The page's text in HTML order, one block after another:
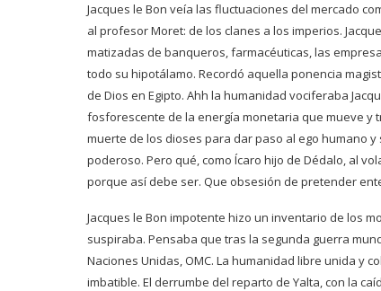
Jacques le Bon veía las fluctuaciones del mercado
al profesor Moret: de los clanes a los imperios.
matizadas de banqueros, farmacéuticas, las
todo su hipotálamo. Recordó aquella ponencia
de Dios en Egipto. Ahh la humanidad vociferaba
fosforescente de la energía monetaria que mueve y
muerte de los dioses para dar paso al ego humano
poderoso. Pero qué, como Ícaro hijo de Dédalo, al
porque así debe ser. Que obsesión de pretender
Jacques le Bon impotente hizo un inventario de los
suspiraba. Pensaba que tras la segunda guerra
Naciones Unidas, OMC. La humanidad libre unida y
imbatible. El derrumbe del reparto de Yalta, con la